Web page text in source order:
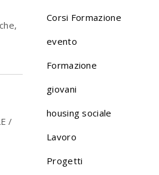
/
Corsi Formazione
evento
Formazione
giovani
housing sociale
Lavoro
Progetti